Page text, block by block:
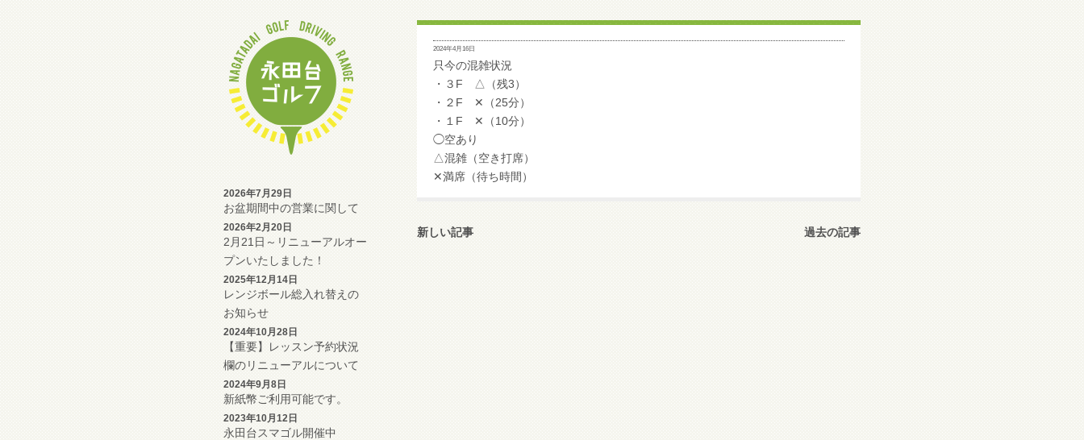
2026年7月29日
お盆期間中の営業に関して
2026年2月20日
2月21日～リニューアルオー
プンいたしました！
2025年12月14日
レンジボール総入れ替えの
お知らせ
2024年10月28日
【重要】レッスン予約状況
欄のリニューアルについて
2024年9月8日
新紙幣ご利用可能です。
2023年10月12日
永田台スマゴル開催中
2024年4月16日
只今の混雑状況
・３F △（残3）
・２F ✕（25分）
・１F ✕（10分）
◯空あり
△混雑（空き打席）
✕満席（待ち時間）
新しい記事 過去の記事